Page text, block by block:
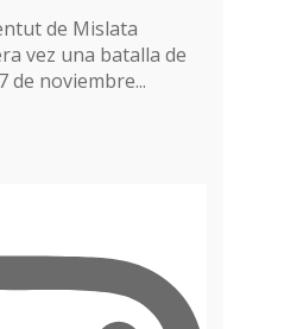
de Mislata
vez una batalla de
de noviembre...